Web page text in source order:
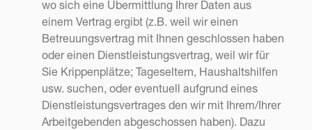
wo sich eine Übermittlung Ihrer Daten aus
einem Vertrag ergibt (z.B. weil wir einen
Betreuungsvertrag mit Ihnen geschlossen haben
oder einen Dienstleistungsvertrag, weil wir für
Sie Krippenplätze; Tageseltern, Haushaltshilfen
usw. suchen, oder eventuell aufgrund eines
Dienstleistungsvertrages den wir mit Ihrem/Ihrer
Arbeitgebenden abgeschossen haben). Dazu